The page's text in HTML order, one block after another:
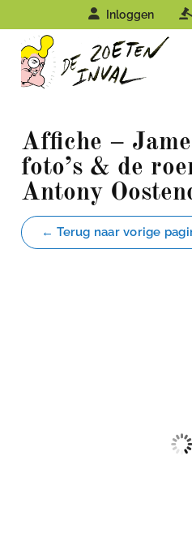
Inloggen
Affiche –
foto’s & de
Antony
← Terug naar vorige